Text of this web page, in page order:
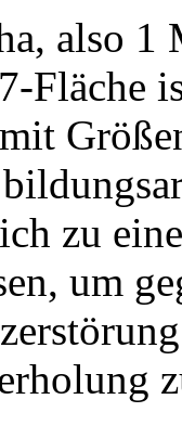
also
Fläche
zu
um